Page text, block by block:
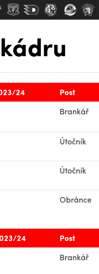
24 Post
Brankář
Útočník
Útočník
Obránce
24 Post
Brankář